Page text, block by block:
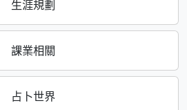
生涯規劃
課業相關
占卜世界